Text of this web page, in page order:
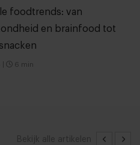
foodtrends: van
en brainfood tot
6 min
Bekijk alle artikelen